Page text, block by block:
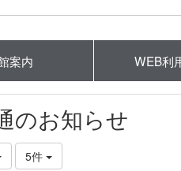
案内 WEB利
のお知らせ
5件